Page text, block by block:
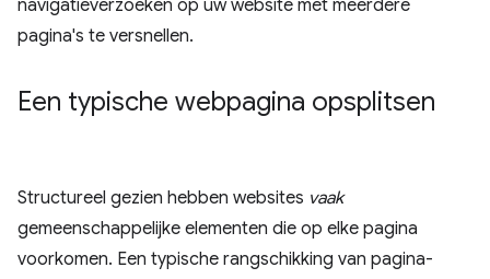
navigatieverzoeken op uw website met meerdere
pagina's te versnellen.
Een typische webpagina opsplitsen
Structureel gezien hebben websites vaak
gemeenschappelijke elementen die op elke pagina
voorkomen. Een typische rangschikking van pagina-